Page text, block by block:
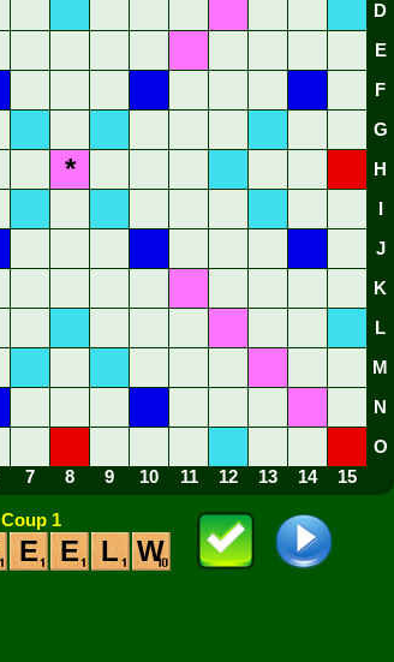
D
E
F
G
* H
J
K
L
M
N
O
7 8 9 10 11 12 13 14 15
Coup 1
E E L W